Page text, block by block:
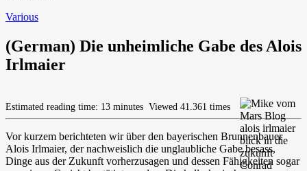
Various
(German) Die unheimliche Gabe des Alois
Irlmaier
Estimated reading time: 13 minutes Viewed 41.361 times
Vor kurzem berichteten wir über den bayerischen Brunnenbauer
Alois Irlmaier, der nachweislich die unglaubliche Gabe besass,
Dinge aus der Zukunft vorherzusagen und dessen Fähigkeiten sogar